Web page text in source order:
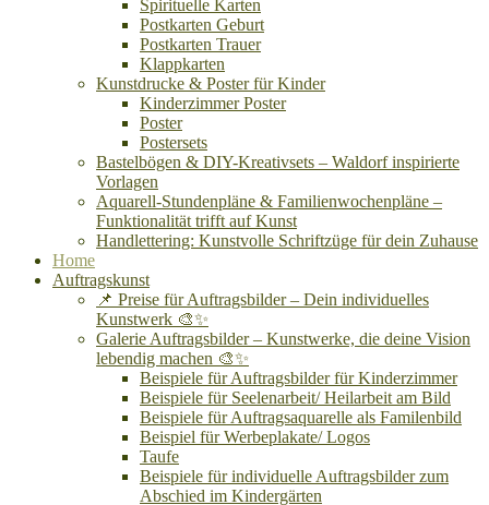
Spirituelle Karten
Postkarten Geburt
Postkarten Trauer
Klappkarten
Kunstdrucke & Poster für Kinder
Kinderzimmer Poster
Poster
Postersets
Bastelbögen & DIY-Kreativsets – Waldorf inspirierte
Vorlagen
Aquarell-Stundenpläne & Familienwochenpläne –
Funktionalität trifft auf Kunst
Handlettering: Kunstvolle Schriftzüge für dein Zuhause
Home
Auftragskunst
📌 Preise für Auftragsbilder – Dein individuelles
Kunstwerk 🎨✨
Galerie Auftragsbilder – Kunstwerke, die deine Vision
lebendig machen 🎨✨
Beispiele für Auftragsbilder für Kinderzimmer
Beispiele für Seelenarbeit/ Heilarbeit am Bild
Beispiele für Auftragsaquarelle als Familenbild
Beispiel für Werbeplakate/ Logos
Taufe
Beispiele für individuelle Auftragsbilder zum
Abschied im Kindergärten